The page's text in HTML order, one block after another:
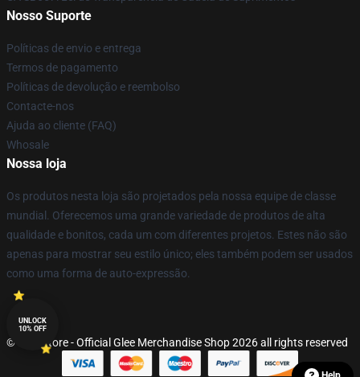
Nosso Suporte
Políticas de envio e entrega
Termos de pagamento
Políticas de devolução e reembolso
Contacte-nos
Ajuda ao cliente (FAQ)
Whosale
Nossa loja
Os produtos nesta loja são projetados pela nossa equipe de classe
mundial. Oferecemos uma grande variedade de produtos de alta
qualidade e bonitos, cada um com diferentes projetos. Estes não são
apenas para mostrar seu estilo único; eles também podem ser usados
como uma forma de auto-expressão.
© Glee Store - Official Glee Merchandise Shop 2026 all rights reserved
UNLOCK
10% OFF